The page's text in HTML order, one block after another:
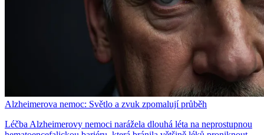
Alzheimerova nemoc: Světlo a zvuk zpomalují průběh
Léčba Alzheimerovy nemoci narážela dlouhá léta na neprostupnou